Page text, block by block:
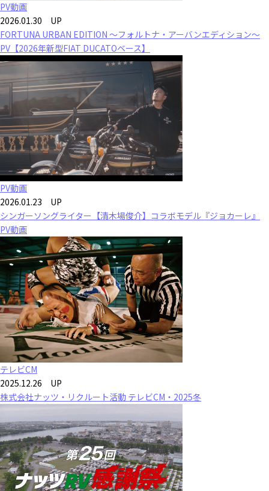
PV動画
2026.01.30 UP
FORTUNA URBAN EDITION ～フォルトナ・アーバンエディション～
PV【2026年新型FIAT DUCATOベース】
PV動画
2026.01.23 UP
シンガーソングライター【清木場俊介】コラボモデル『ジョカーレ』
PV動画
テレビCM
2025.12.26 UP
株式会社ナッツ・リクルート活動 テレビCM・2025冬